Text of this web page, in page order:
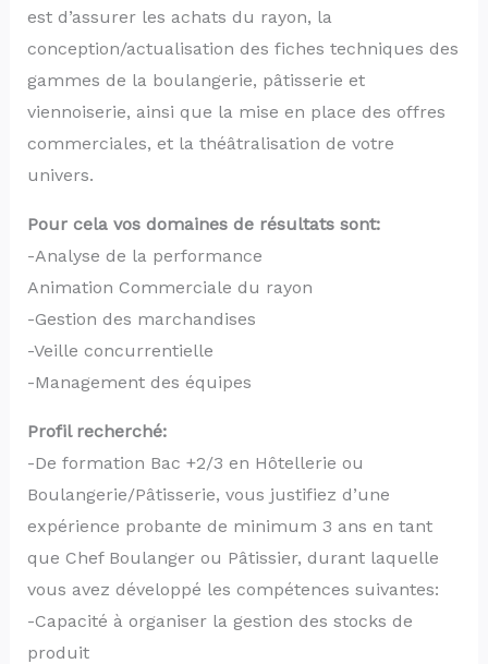
est d’assurer les achats du rayon, la
conception/actualisation des fiches techniques des
gammes de la boulangerie, pâtisserie et
viennoiserie, ainsi que la mise en place des offres
commerciales, et la théâtralisation de votre
univers.
Pour cela vos domaines de résultats sont:
-Analyse de la performance
Animation Commerciale du rayon
-Gestion des marchandises
-Veille concurrentielle
-Management des équipes
Profil recherché:
-De formation Bac +2/3 en Hôtellerie ou
Boulangerie/Pâtisserie, vous justifiez d’une
expérience probante de minimum 3 ans en tant
que Chef Boulanger ou Pâtissier, durant laquelle
vous avez développé les compétences suivantes:
-Capacité à organiser la gestion des stocks de
produit